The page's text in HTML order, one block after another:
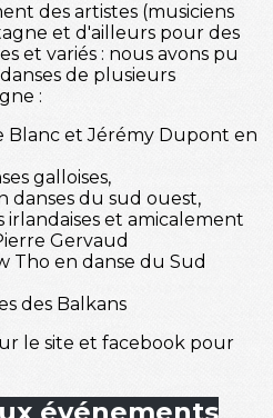
des artistes (musiciens
et d'ailleurs pour des
et variés : nous avons pu
de plusieurs
:
Blanc et Jérémy Dupont en
galloises,
danses du sud ouest,
irlandaises et amicalement
Gervaud
Tho en danse du Sud
des Balkans
le site et facebook pour